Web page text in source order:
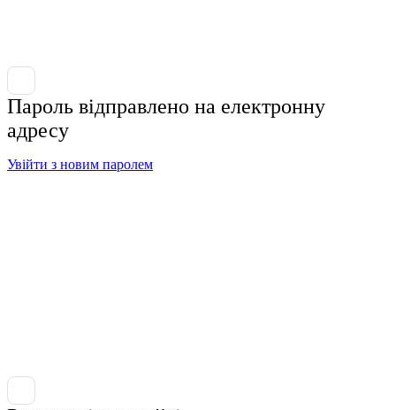
Пароль відправлено на електронну
адресу
Увійти з новим паролем